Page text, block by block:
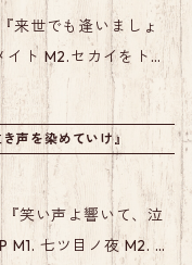
来世でも逢いましょ
コ M3.つまらなくなんか M4.アンブレラ
声を染めていけ』
笑い声よ響いて、泣